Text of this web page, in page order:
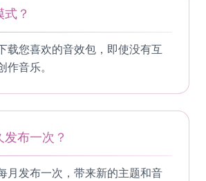
？
载您喜欢的音效包，即使没有互
音乐。
布一次？
月发布一次，带来新的主题和音